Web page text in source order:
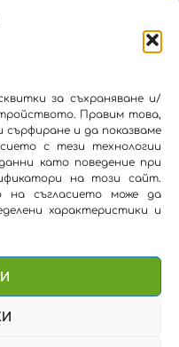
за съхраняване и/
Правим това,
и да показваме
с тези технологии
като поведение при
на този сайт.
на съгласието може да
характеристики и
от